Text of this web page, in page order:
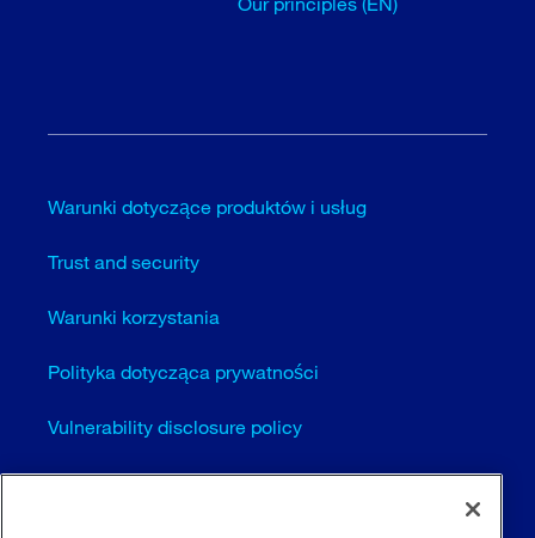
Warunki dotyczące produktów i usług
Trust and security
Warunki korzystania
Polityka dotycząca prywatności
Vulnerability disclosure policy
Cookie settings (EN)